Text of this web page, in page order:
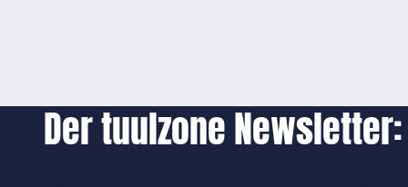
Der tuulzone Newsletter: